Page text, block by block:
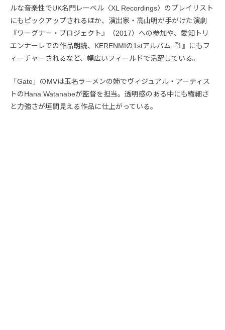
ルな音楽性でUK名門レーベル〈XL Recordings〉のプレイリスト
にもピックアップされるほか、演出家・高山明が手がけた演劇
『ワーグナー・プロジェクト』（2017）への参加や、愛知トリ
エンナーレでの作品朗読、KERENMIの1stアルバム『1』にもフ
ィーチャーされるなど、幅広いフィールドで活躍している。
「Gate」のMVは玉名ラーメンの姉でヴィジュアル・アーティス
トのHana Watanabeが監督を担当。透明感のある中にも繊細さ
と力強さが垣間見える作品に仕上がっている。